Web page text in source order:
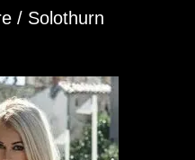
/ Solothurn